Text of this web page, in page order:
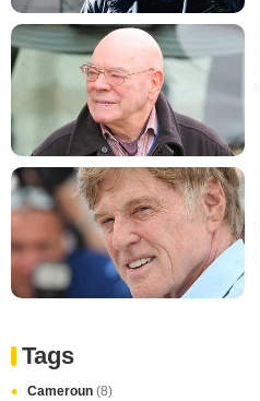
Tags
Cameroun (8)